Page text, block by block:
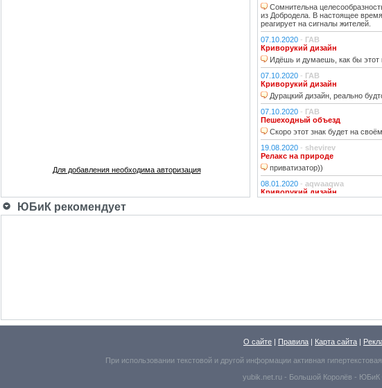
Для добавления необходима авторизация
Сомнительна
из Добродела. В настоящее
реагирует на сигналы жителей.
07.10.2020 - ГАВ
Криворукий дизайн
Идёшь и думаешь, как бы этот
07.10.2020 - ГАВ
Криворукий дизайн
Дурацкий дизайн, реально
07.10.2020 - ГАВ
Пешеходный объезд
Скоро этот знак будет на
19.08.2020 - shevirev
Релакс на природе
приватизатор))
08.01.2020 - aqwaaqwa
Криворукий дизайн
По предпросмотру фото
Надо же, какое место для сна
25.10.2018 - l_yu
ЮБиК рекомендует
О сайте | Правила | Карта сайта |
При использовании текстовой и другой информации активная
yubik.net.ru - Большой Королёв - ЮБиК